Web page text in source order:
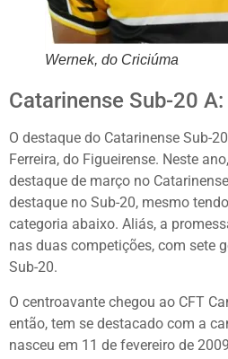
Wernek, do Criciúma
Catarinense Sub-20 A:
O destaque do Catarinense Sub-
Ferreira, do Figueirense. Neste
destaque de março no
destaque no Sub-20, mesmo
categoria abaixo. Aliás, a
nas duas competições, com sete
Sub-20.
O centroavante chegou ao CFT
então, tem se destacado com a
nasceu em 11 de fevereiro de